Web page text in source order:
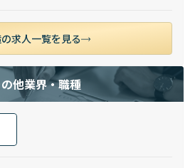
求人一覧を見る
他業界・職種